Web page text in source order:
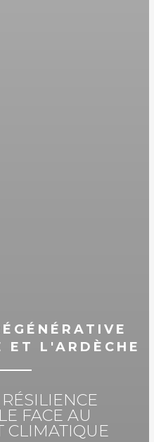
ET L'ARDÈCHE
FACE AU
CLIMATIQUE